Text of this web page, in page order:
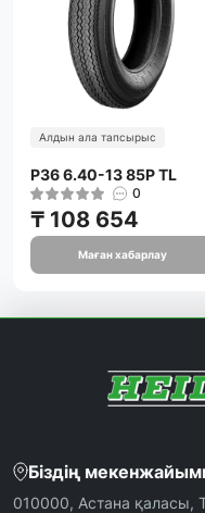
Алдын ала тапсырыс
P36 6.40-13 85P TL
0
₸ 108 654
Маған хабарлау
Біздің
010000, Астана қаласы,